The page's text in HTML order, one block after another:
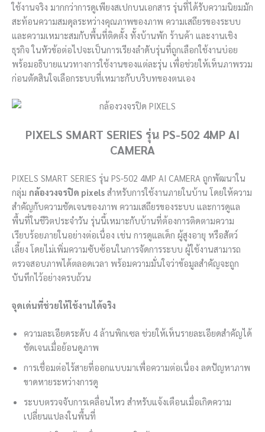
ใช้งานจริง มากกว่าการดูเพียงสเปกบนเอกสาร รุ่นที่ได้รับความนิยมมัก
สะท้อนความสมดุลระหว่างคุณภาพของภาพ ความเสถียรของระบบ
และความเหมาะสมกับพื้นที่ติดตั้ง ทั้งบ้านพัก ร้านค้า และงานเชิง
ธุรกิจ ในหัวข้อต่อไปจะเป็นการเรียงลำดับรุ่นที่ถูกเลือกใช้งานบ่อย
พร้อมอธิบายแนวทางการใช้งานของแต่ละรุ่น เพื่อช่วยให้เห็นภาพรวม
ก่อนตัดสินใจเลือกระบบที่เหมาะกับบริบทของตนเอง
PIXELS SMART SERIES รุ่น PS-502 4MP AI
CAMERA
PIXELS SMART SERIES รุ่น PS-502 4MP AI CAMERA ถูกพัฒนาใน
กลุ่ม กล้องวงจรปิด pixels สำหรับการใช้งานภายในบ้าน โดยให้ความ
สำคัญกับความชัดเจนของภาพ ความเสถียรของระบบ และการดูแล
พื้นที่ในชีวิตประจำวัน รุ่นนี้เหมาะกับบ้านที่ต้องการติดตามความ
เรียบร้อยภายในอย่างต่อเนื่อง เช่น การดูแลเด็ก ผู้สูงอายุ หรือสัตว์
เลี้ยง โดยไม่เพิ่มความซับซ้อนในการจัดการระบบ ผู้ใช้งานสามารถ
ตรวจสอบภาพได้ตลอดเวลา พร้อมความมั่นใจว่าข้อมูลสำคัญจะถูก
บันทึกไว้อย่างครบถ้วน
จุดเด่นที่ช่วยให้ใช้งานได้จริง
ความละเอียดระดับ 4 ล้านพิกเซล ช่วยให้เห็นรายละเอียดสำคัญได้
ชัดเจนเมื่อย้อนดูภาพ
การเชื่อมต่อไร้สายที่ออกแบบมาเพื่อความต่อเนื่อง ลดปัญหาภาพ
ขาดหายระหว่างการดู
ระบบตรวจจับการเคลื่อนไหว สำหรับแจ้งเตือนเมื่อเกิดความ
เปลี่ยนแปลงในพื้นที่